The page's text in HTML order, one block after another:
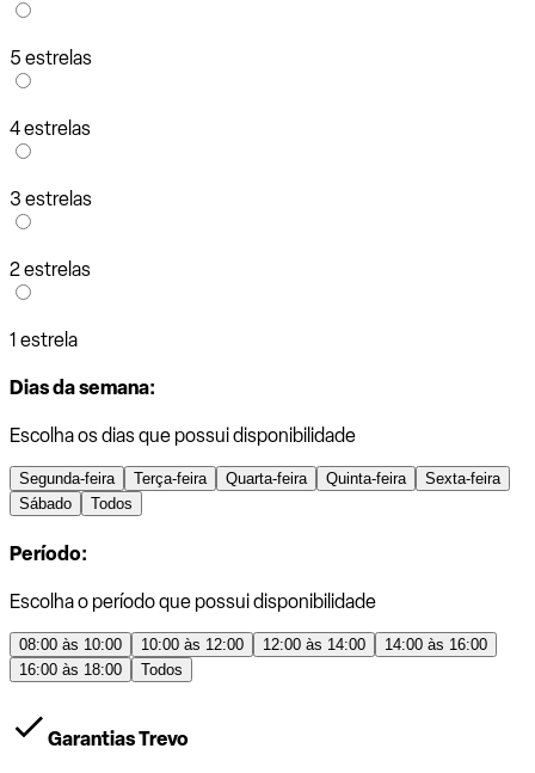
5 estrelas
4 estrelas
3 estrelas
2 estrelas
1 estrela
Dias da semana:
Escolha os dias que possui disponibilidade
Segunda-feira Terça-feira Quarta-feira Quinta-feira
Sexta-feira
Sábado
Todos
Período:
Escolha o período que possui disponibilidade
08:00 às 10:00 10:00 às 12:00 12:00 às 14:00
14:00 às 16:00
16:00 às 18:00
Todos
Garantias Trevo